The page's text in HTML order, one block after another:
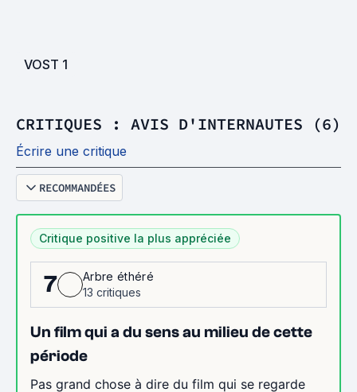
VOST 1
CRITIQUES : AVIS D'INTERNAUTES (6)
Écrire une critique
RECOMMANDÉES
Critique positive la plus appréciée
7
Arbre éthéré
13 critiques
Un film qui a du sens au milieu de cette
période
Pas grand chose à dire du film qui se regarde